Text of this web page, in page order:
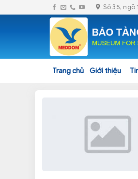
to
Số 35, ngõ
Trang chủ Giới thiệu